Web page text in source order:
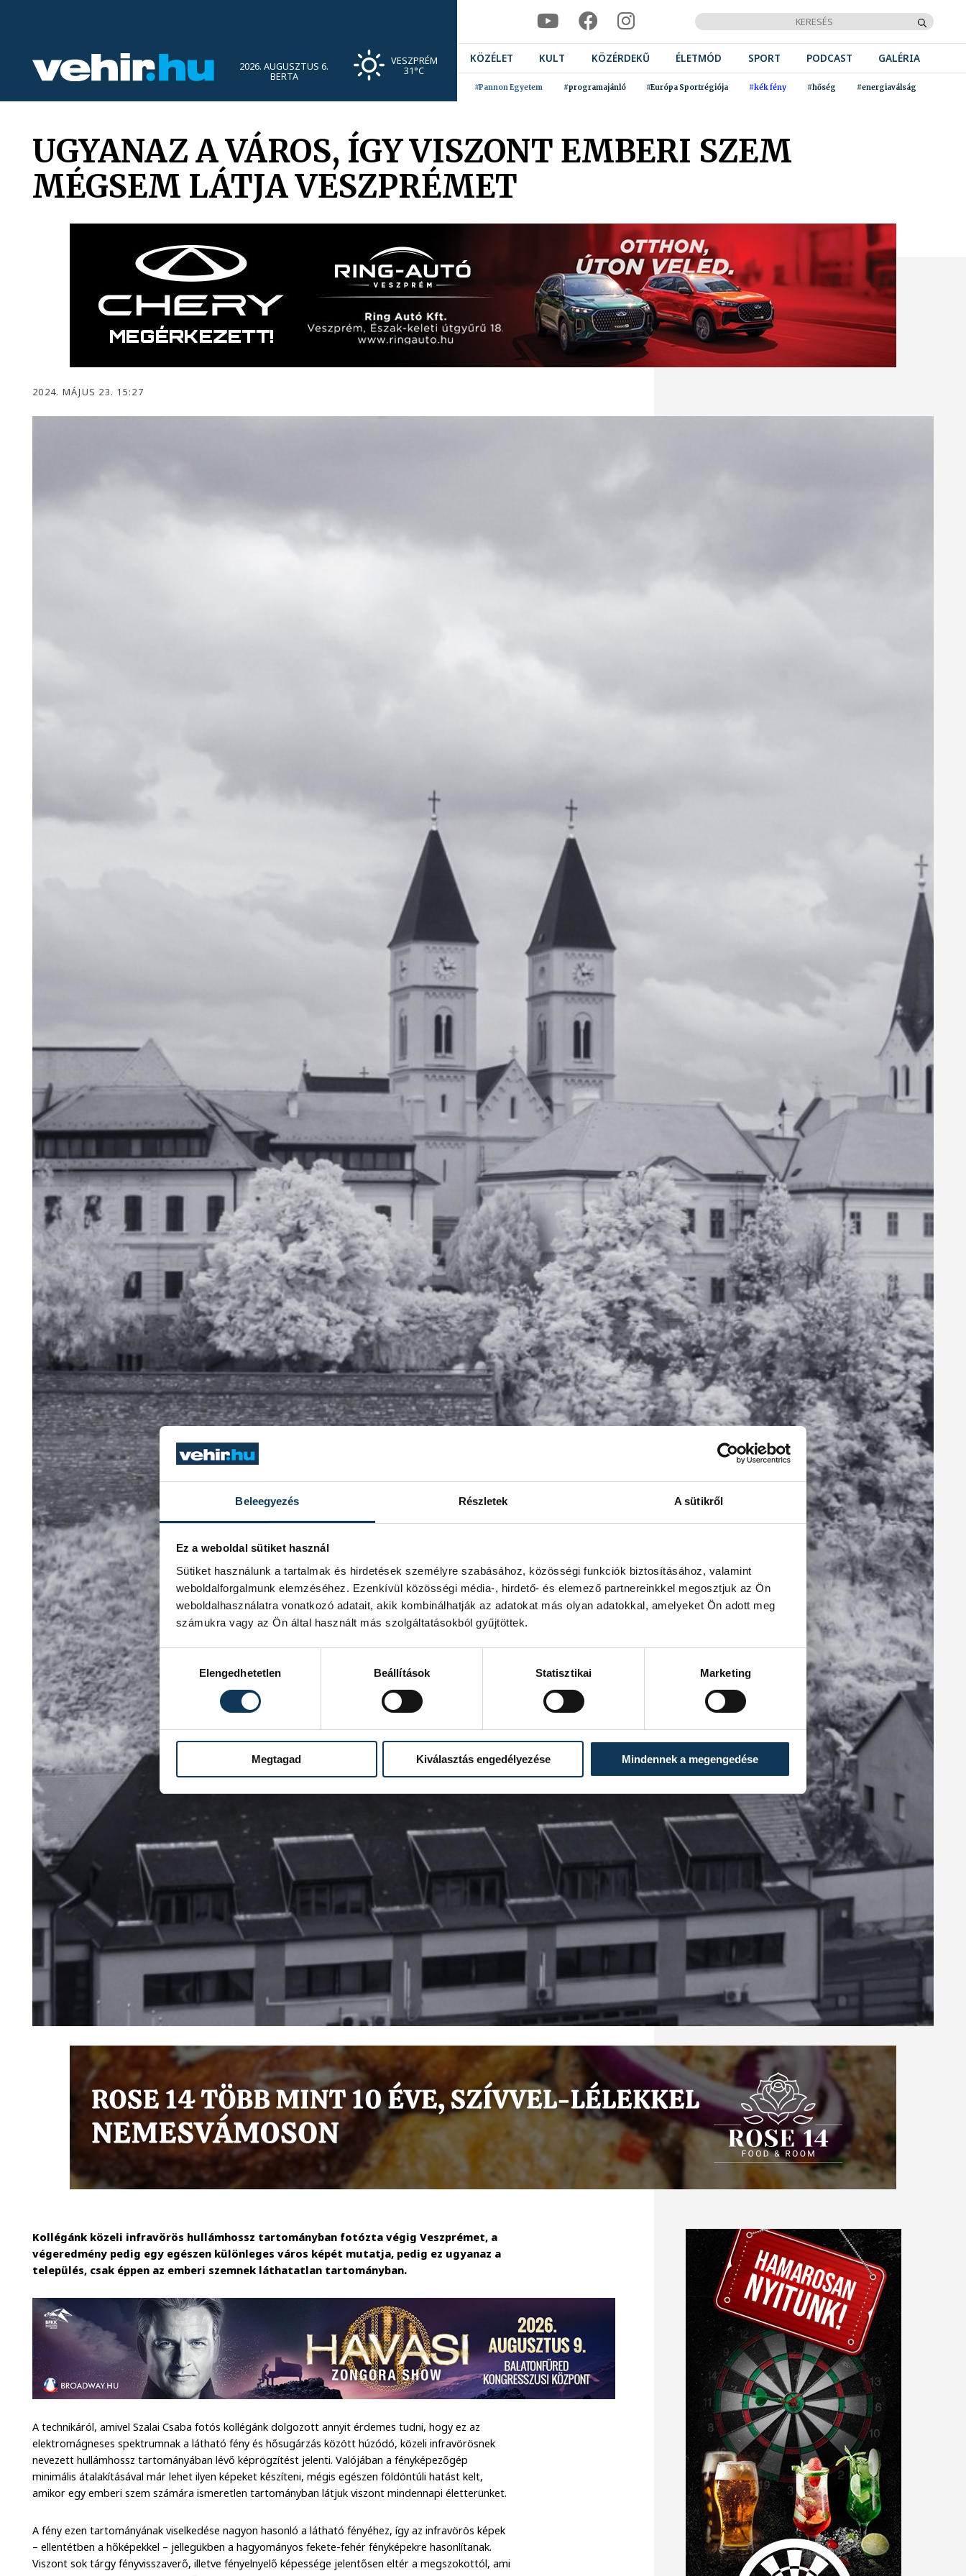
Beleegyezés Részletek A sütikről
Ez a weboldal sütiket használ
Sütiket használunk a tartalmak és hirdetések személyre szabásához, közösségi funkciók biztosításához, valamint
weboldalforgalmunk elemzéséhez. Ezenkívül közösségi média-, hirdető- és elemező partnereinkkel megosztjuk az Ön
weboldalhasználatra vonatkozó adatait, akik kombinálhatják az adatokat más olyan adatokkal, amelyeket Ön adott meg
számukra vagy az Ön által használt más szolgáltatásokból gyűjtöttek.
Hozzájárulás kiválasztása
Elengedhetetlen
Beállítások Statisztikai Marketing
Megtagad Kiválasztás engedélyezése Mindennek a megengedése
2026. AUGUSZTUS 6.
BERTA
VESZPRÉM
31°C
KÖZÉLET KULT KÖZÉRDEKŰ ÉLETMÓD SPORT PODCAST GALÉRIA
#Pannon Egyetem #programajánló #Európa Sportrégiója #kék fény #hőség #energiaválság
UGYANAZ A VÁROS, ÍGY VISZONT EMBERI SZEM
MÉGSEM LÁTJA VESZPRÉMET
2024. MÁJUS 23. 15:27
Kollégánk közeli infravörös hullámhossz tartományban fotózta végig Veszprémet, a
végeredmény pedig egy egészen különleges város képét mutatja, pedig ez ugyanaz a
település, csak éppen az emberi szemnek láthatatlan tartományban.
A technikáról, amivel Szalai Csaba fotós kollégánk dolgozott annyit érdemes tudni, hogy ez az
elektromágneses spektrumnak a látható fény és hősugárzás között húzódó, közeli infravörösnek
nevezett hullámhossz tartományában lévő képrögzítést jelenti. Valójában a fényképezőgép
minimális átalakításával már lehet ilyen képeket készíteni, mégis egészen földöntúli hatást kelt,
amikor egy emberi szem számára ismeretlen tartományban látjuk viszont mindennapi életterünket.
A fény ezen tartományának viselkedése nagyon hasonló a látható fényéhez, így az infravörös képek
– ellentétben a hőképekkel – jellegükben a hagyományos fekete-fehér fényképekre hasonlítanak.
Viszont sok tárgy fényvisszaverő, illetve fényelnyelő képessége jelentősen eltér a megszokottól, ami